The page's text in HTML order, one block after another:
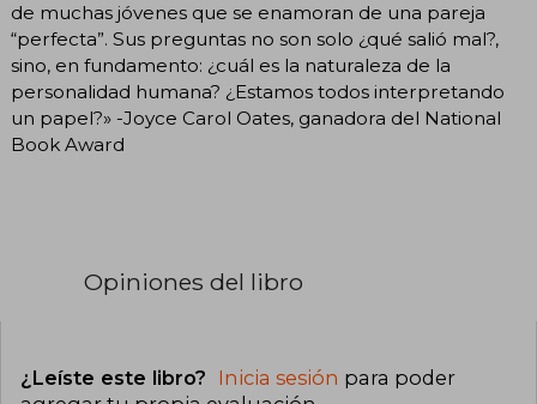
de muchas jóvenes que se enamoran de una pareja
“perfecta”. Sus preguntas no son solo ¿qué salió mal?,
sino, en fundamento: ¿cuál es la naturaleza de la
personalidad humana? ¿Estamos todos interpretando
un papel?» -Joyce Carol Oates, ganadora del National
Book Award
Opiniones del libro
¿Leíste este libro? Inicia sesión para poder